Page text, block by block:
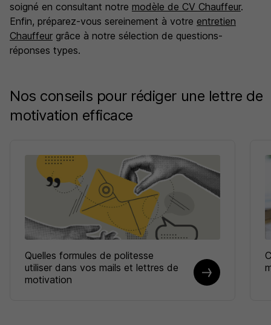
soigné en consultant notre modèle de CV Chauffeur.
Enfin, préparez-vous sereinement à votre entretien
Chauffeur grâce à notre sélection de questions-
réponses types.
Nos conseils pour rédiger une lettre de
motivation efficace
Quelles formules de politesse
utiliser dans vos mails et lettres de
motivation